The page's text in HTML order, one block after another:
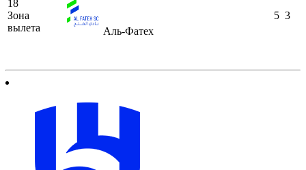
18
Зона
вылета
Аль-Фатех
5 3